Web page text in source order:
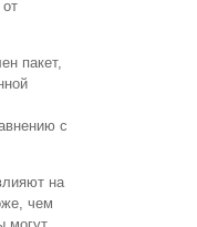
пакет,
с
на
чем